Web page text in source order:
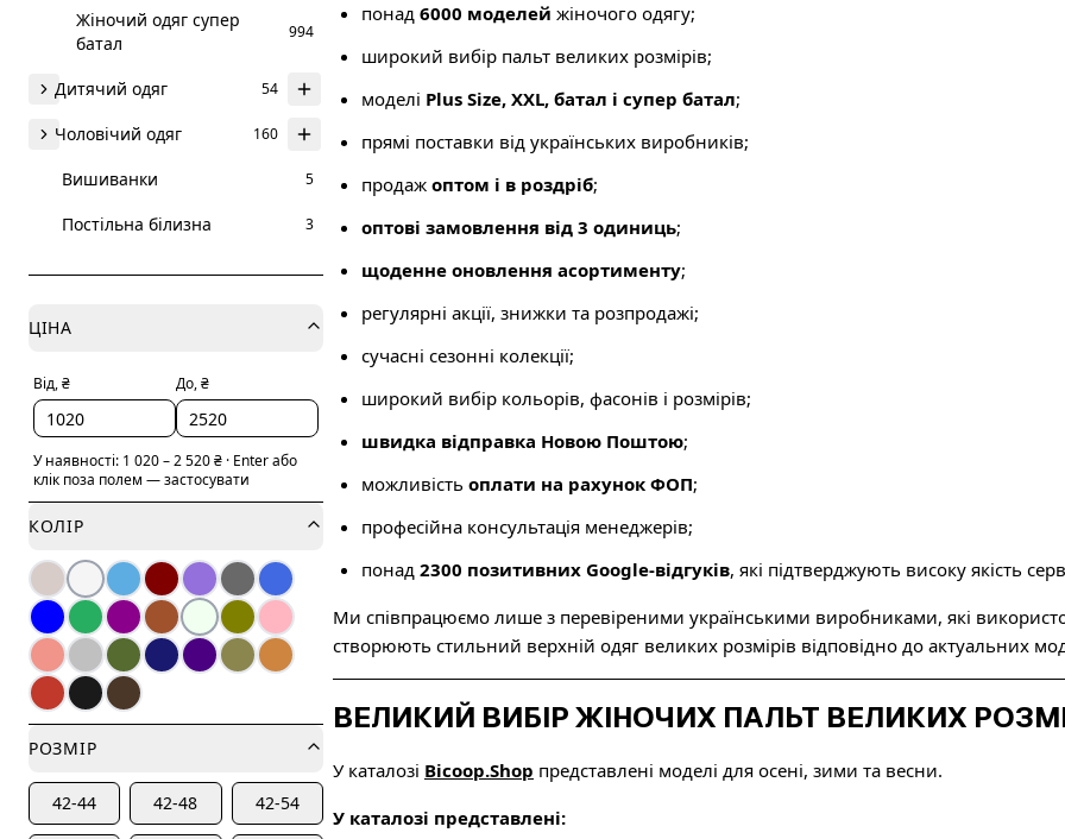
Жіночий одяг супер
батал
994
Дитячий одяг 54
Чоловічий одяг 160
Вишиванки 5
Постільна білизна 3
ЦІНА
Від, ₴ До, ₴
У наявності: 1 020–2 520₴ · Enter або
клік поза полем — застосувати
КОЛІР
РОЗМІР
42-44 42-48 42-54
понад 6000 моделей жіночого одягу;
широкий вибір пальт великих розмірів;
моделі Plus Size, XXL, батал і супер батал;
прямі поставки від українських виробників;
продаж оптом і в роздріб;
оптові замовлення від 3 одиниць;
щоденне оновлення асортименту;
регулярні акції, знижки та розпродажі;
сучасні сезонні колекції;
широкий вибір кольорів, фасонів і розмірів;
швидка відправка Новою Поштою;
можливість оплати на рахунок ФОП;
професійна консультація менеджерів;
понад 2300 позитивних Google-відгуків, які підтверджують високу якість
Ми співпрацюємо лише з перевіреними українськими виробниками, які
створюють стильний верхній одяг великих розмірів відповідно до актуальних
ВЕЛИКИЙ ВИБІР ЖІНОЧИХ ПАЛЬТ ВЕЛИКИХ
У каталозі Bicoop.Shop представлені моделі для осені, зими та весни.
У каталозі представлені: